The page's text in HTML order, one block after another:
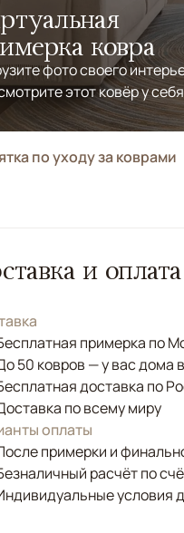
ковра
фото своего
этот ковёр у
по уходу за коврами
и оплата
примерка по
50 ковров — у вас дома
доставка по
по всему миру
оплаты
примерки и
расчёт по
условия